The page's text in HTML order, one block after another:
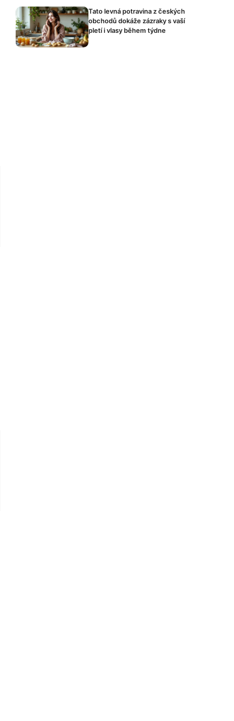
Tato levná potravina z českých
obchodů dokáže zázraky s vaší
pletí i vlasy během týdne